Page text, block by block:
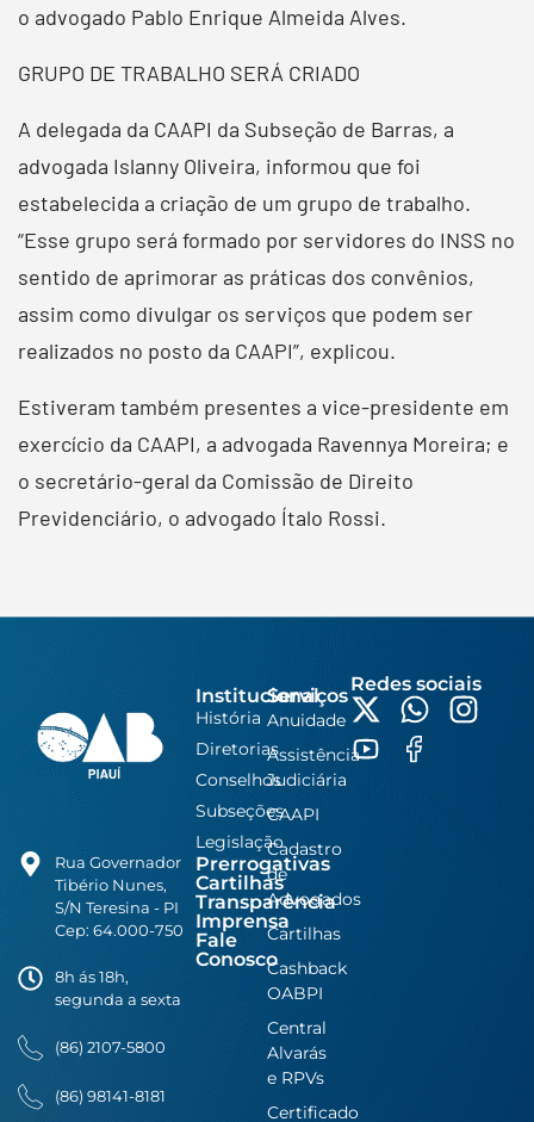
o advogado Pablo Enrique Almeida Alves.
GRUPO DE TRABALHO SERÁ CRIADO
A delegada da CAAPI da Subseção de Barras, a
advogada Islanny Oliveira, informou que foi
estabelecida a criação de um grupo de trabalho.
“Esse grupo será formado por servidores do INSS no
sentido de aprimorar as práticas dos convênios,
assim como divulgar os serviços que podem ser
realizados no posto da CAAPI”, explicou.
Estiveram também presentes a vice-presidente em
exercício da CAAPI, a advogada Ravennya Moreira; e
o secretário-geral da Comissão de Direito
Previdenciário, o advogado Ítalo Rossi.
Rua Governador
Tibério Nunes,
S/N Teresina - PI
Cep: 64.000-750
8h ás 18h,
segunda a sexta
(86) 2107-5800
(86) 98141-8181
Institucional
História
Diretorias
Conselhos
Subseções
Legislação
Prerrogativas
Cartilhas
Transparência
Imprensa
Fale
Conosco
Serviços
Anuidade
Assistência
Judiciária
CAAPI
Cadastro
de
Advogados
Cartilhas
Cashback
OABPI
Central
Alvarás
e RPVs
Certificado
Redes sociais